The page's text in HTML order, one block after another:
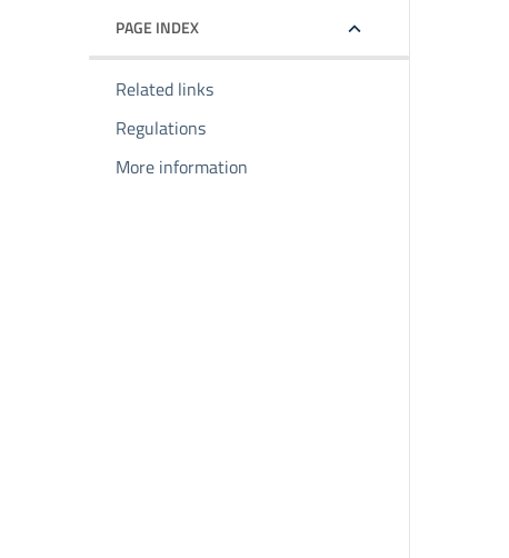
PAGE INDEX
Related links
Regulations
More information